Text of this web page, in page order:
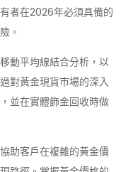
者在2026年必須具備的
。
動平均線結合分析，以
對黃金現貨市場的深入
並在實體飾金回收時做
助客戶在複雜的黃金價